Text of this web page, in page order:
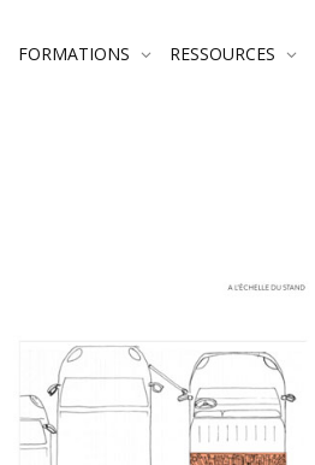
FORMATIONS RESSOURCES